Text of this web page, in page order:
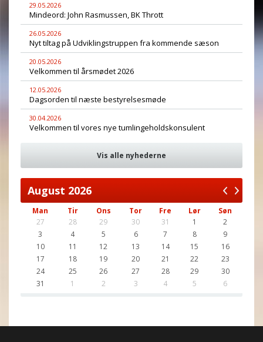
29.05.2026
Mindeord: John Rasmussen, BK Thrott
26.05.2026
Nyt tiltag på Udviklingstruppen fra kommende sæson
20.05.2026
Velkommen til årsmødet 2026
12.05.2026
Dagsorden til næste bestyrelsesmøde
30.04.2026
Velkommen til vores nye tumlingeholdskonsulent
Vis alle nyhederne
August 2026
Man Tir Ons Tor Fre Lør
Søn
27
28 29 30 31 1
2
3
4 5 6 7 8
9
10
11 12 13 14 15
16
17
18 19 20 21 22
23
24
25 26 27 28 29
30
31
1 2 3 4 5 6